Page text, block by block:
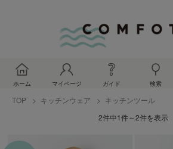
ホーム マイページ ガイド 検索
TOP キッチンウェア
キッチンツール
2件中1件～2件を表示